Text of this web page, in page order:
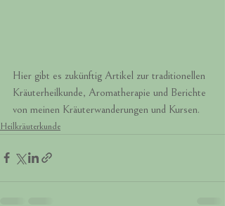
Hier gibt es zukünftig Artikel zur traditionellen
Kräuterheilkunde, Aromatherapie und Berichte
von meinen Kräuterwanderungen und Kursen.
Heilkräuterkunde